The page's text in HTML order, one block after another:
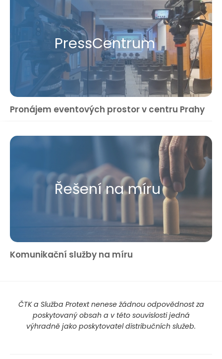
Press​Centrum
Pronájem eventových prostor v centru Prahy
Řešení na míru
Komunikační služby na míru
ČTK a Služba Protext nenese žádnou odpovědnost za
poskytovaný obsah a v této souvislosti jedná
výhradně jako poskytovatel distribučních služeb.